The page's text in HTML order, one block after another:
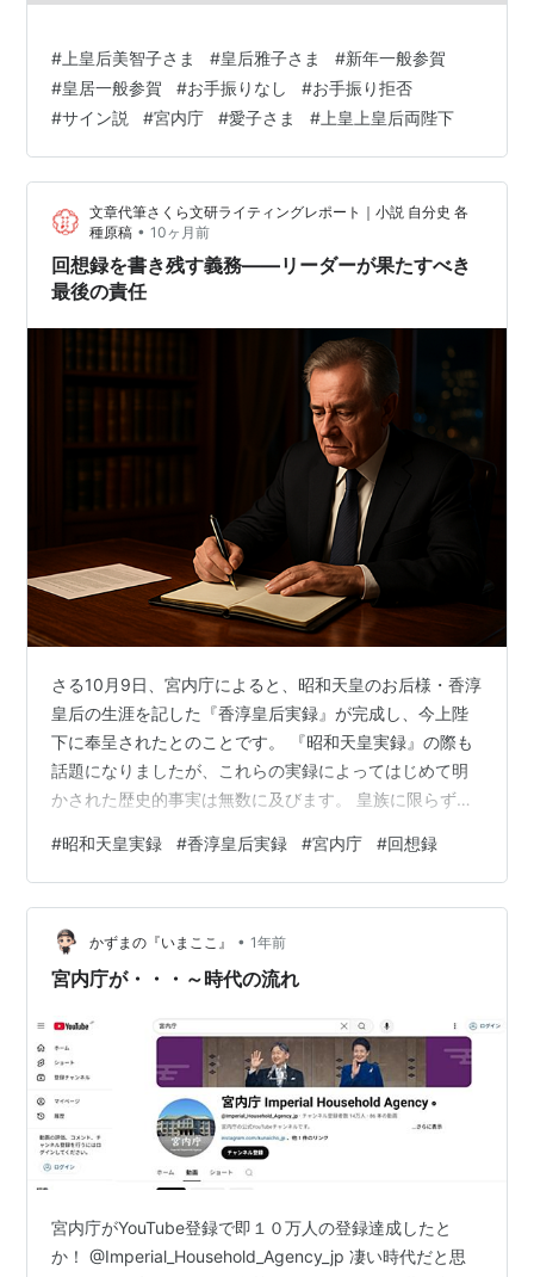
# 上皇后美智子さま #皇后雅子さま #新年一般参賀
#皇居一般参賀 #お手振りなし #お手振り拒否
#サイン説 #宮内庁 #愛子さま # 上皇上皇后両陛下
文章代筆さくら文研ライティングレポート｜小説 自分史 各
種原稿 • 10ヶ月前
回想録を書き残す義務――リーダーが果たすべき
最後の責任
さる10月9日、宮内庁によると、昭和天皇のお后様・香淳
皇后の生涯を記した『香淳皇后実録』が完成し、今上陛
下に奉呈されたとのことです。 『昭和天皇実録』の際も
話題になりましたが、これらの実録によってはじめて明
かされた歴史的事実は無数に及びます。 皇族に限らず、
ついて記録を取っておくべきです。 一定程度の地位にあ
る人が回想録を書き残すことは、あとにつづく人々の道
しるべとなりますし、過去の事例や判断から学ぶ基盤と
もなります。 回想録の作成は社会貢献だと思うべきでし
ょう。 １．功績よりも、責任としての「記録」 社会の仕
#昭和天皇実録 #香淳皇后実録 #宮内庁 #回想録
かずまの『いまここ』 • 1年前
宮内庁が・・・～時代の流れ
宮内庁がYouTube登録で即１０万人の登録達成したと
か！ @Imperial_Household_Agency_jp 凄い時代だと思